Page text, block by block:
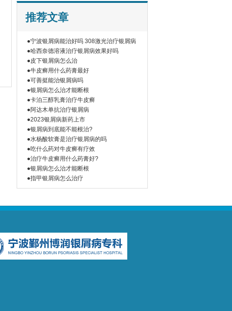
推荐文章
●宁波银屑病能治好吗 308激光治疗银屑病
●哈西奈德溶液治疗银屑病效果好吗
●皮下银屑病怎么治
●牛皮癣用什么药膏最好
●可善挺能治银屑病吗
●银屑病怎么治才能断根
●卡泊三醇乳膏治疗牛皮癣
●阿达木单抗治疗银屑病
●2023银屑病新药上市
●银屑病到底能不能根治?
●水杨酸软膏是治疗银屑病的吗
●吃什么药对牛皮癣有疗效
●治疗牛皮癣用什么药膏好?
●银屑病怎么治才能断根
●指甲银屑病怎么治疗